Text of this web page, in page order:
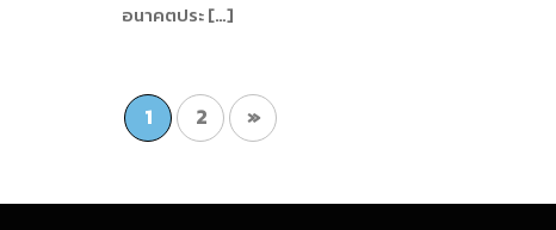
อนาคตประ […]
1 2 »